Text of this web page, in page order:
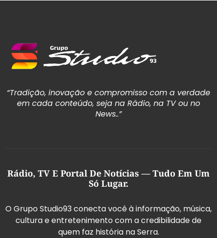
“Tradição, inovação e compromisso com a verdade
em cada conteúdo, seja na Rádio, na TV ou no
News..”
Rádio, TV E Portal De Notícias — Tudo Em Um
Só Lugar.
O Grupo Studio93 conecta você à informação, música,
cultura e entretenimento com a credibilidade de
quem faz história na Serra.